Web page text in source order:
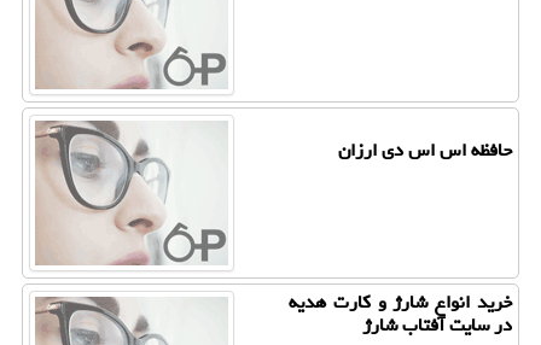
حافظه اس اس دی ارزان
خرید انواع شارژ و كارت هدیه
در سایت آفتاب شارژ